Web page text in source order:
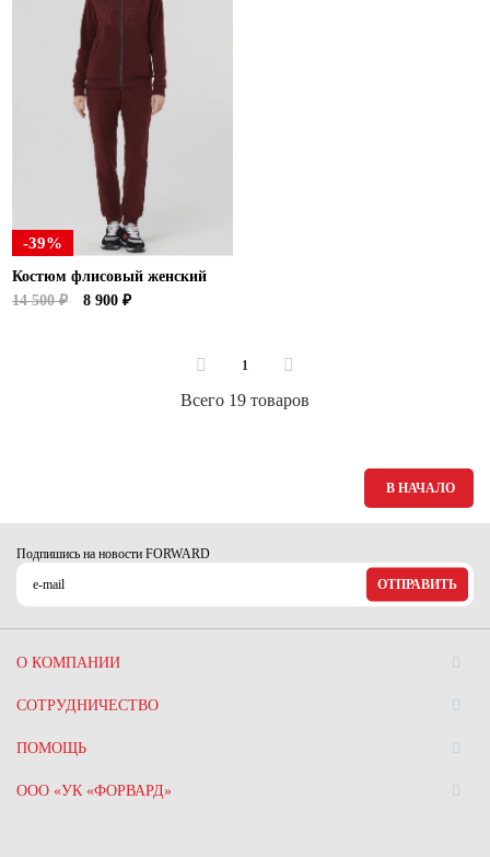
-39%
Костюм флисовый женский
14 500 ₽
8 900 ₽
1
Всего 19 товаров
В НАЧАЛО
Подпишись на новости FORWARD
ОТПРАВИТЬ
О КОМПАНИИ
СОТРУДНИЧЕСТВО
ПОМОЩЬ
ООО «УК «ФОРВАРД»